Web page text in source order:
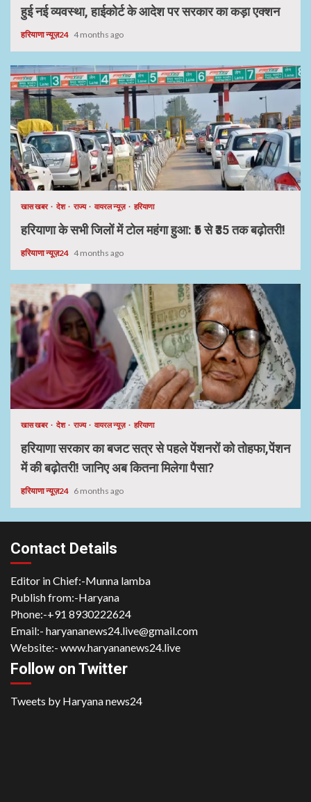
हुई नई व्यवस्था, हाईकोर्ट के आदेश पर सरकार का कड़ा एक्शन
हरियाणा न्यूज़24 4 months ago
खास खबर देश राज्य वायरल न्यूज़ हरियाणा
हरियाणा के सभी जिलों में टोल महंगा हुआ: ₹5 से ₹35 तक बढ़ोतरी!
हरियाणा न्यूज़24 4 months ago
खास खबर देश राज्य वायरल न्यूज़ हरियाणा
हरियाणा सरकार का बजट सत्र से पहले पेंशनरों को तोहफा,पेंशन
में की बढ़ोतरी! जानिए अब कितना मिलेगा पैसा?
हरियाणा न्यूज़24 6 months ago
Contact Details
Editor in Chief:-Munna lamba
Publish from:-Haryana
Phone:-+91 8930222624
Email:- haryananews24.live@gmail.com
Website:- www.haryananews24.live
Follow on Twitter
Tweets by Haryana news24